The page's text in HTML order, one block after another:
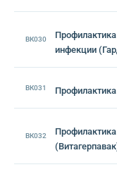
ВК030
инфекции
ВК031
ВК032